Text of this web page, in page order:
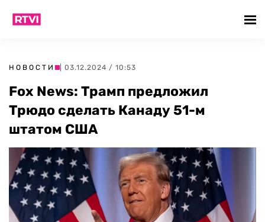
НОВОСТИ | 03.12.2024 / 10:53
Fox News: Трамп предложил
Трюдо сделать Канаду 51-м
штатом США